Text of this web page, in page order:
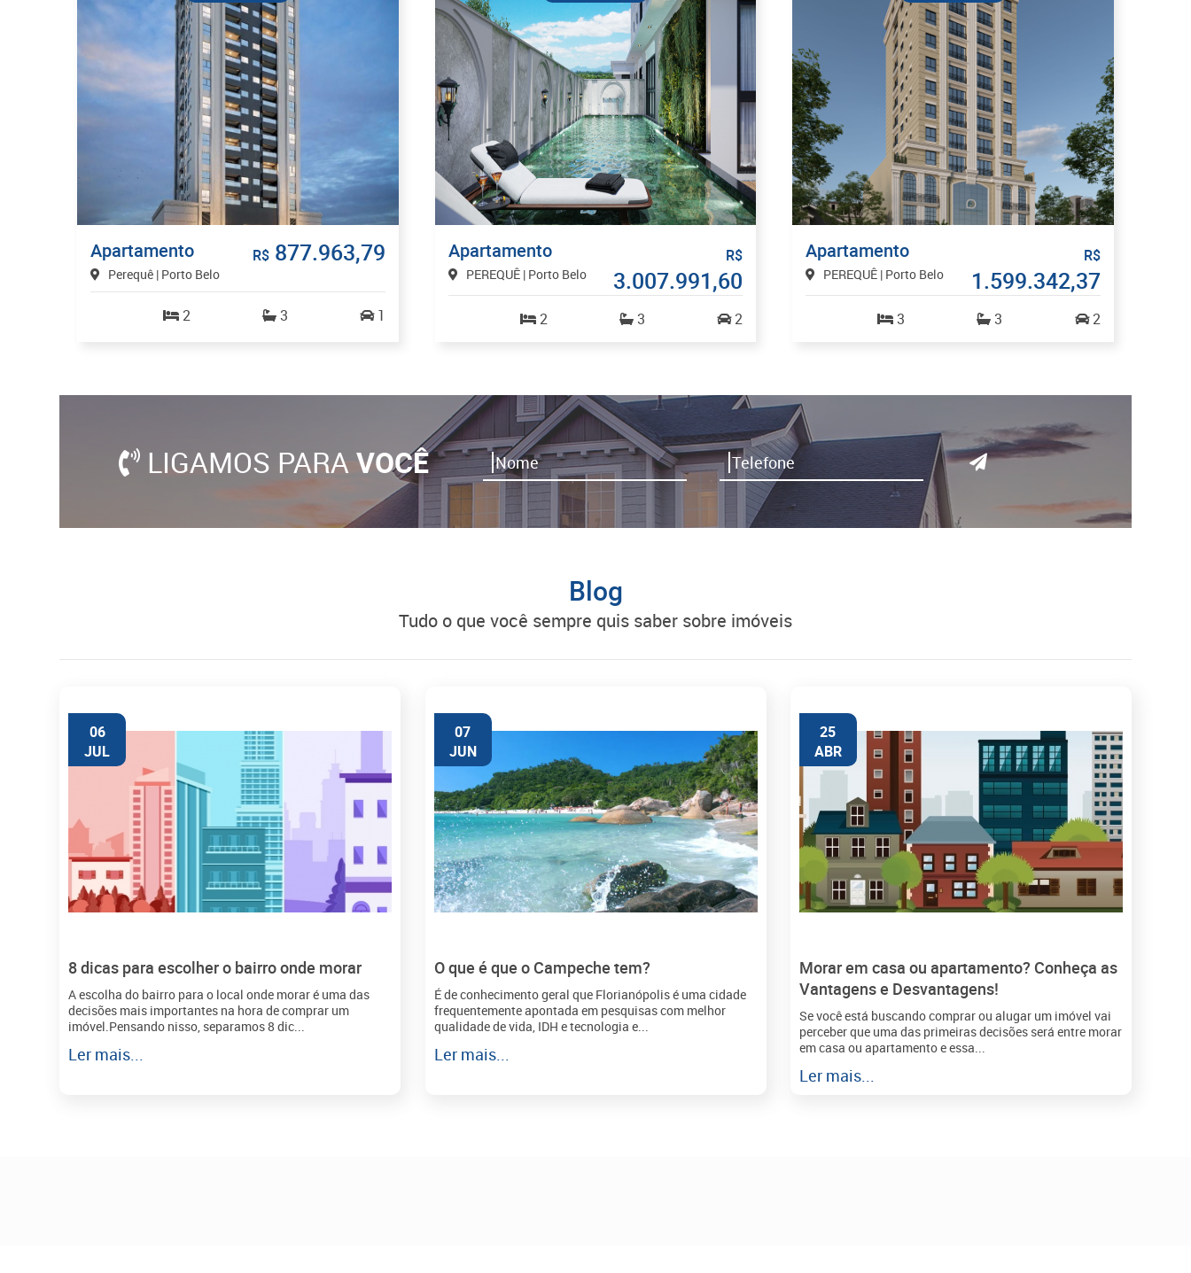
Apartamento
Perequê | Porto Belo
R$ 877.963,79
2 3 1
Apartamento
PEREQUÊ | Porto Belo
R$
3.007.991,60
2 3 2
Apartamento
PEREQUÊ | Porto Belo
R$
1.599.342,37
3 3 2
LIGAMOS PARAVOCÊ
Blog
tudo o que você sempre quis saber sobre imóveis
06
JUL
8 dicas para escolher o bairro onde morar
A escolha do bairro para o local onde morar é uma das
decisões mais importantes na hora de comprar um
imóvel.Pensando nisso, separamos 8 dic...
Ler mais...
07
JUN
O que é que o Campeche tem?
É de conhecimento geral que Florianópolis é uma cidade
frequentemente apontada em pesquisas com melhor
qualidade de vida, IDH e tecnologia e...
Ler mais...
25
ABR
Morar em casa ou apartamento? Conheça as
Vantagens e Desvantagens!
Se você está buscando comprar ou alugar um imóvel vai
perceber que uma das primeiras decisões será entre morar
em casa ou apartamento e essa...
Ler mais...